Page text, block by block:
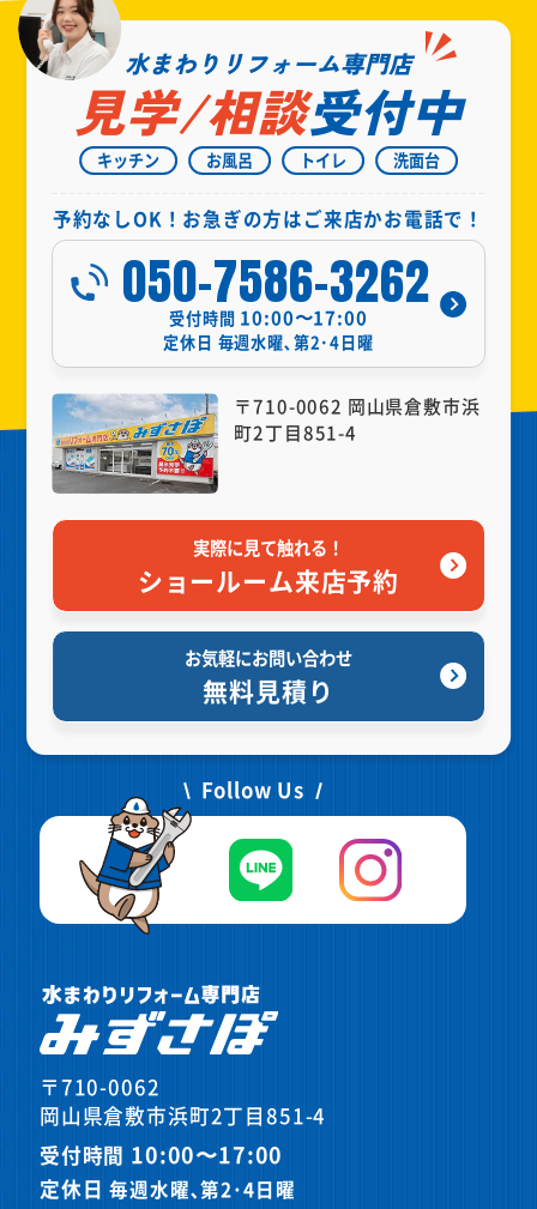
水まわりリフォーム専門店
見学/相談受付中
キッチン お風呂 トイレ 洗面台
予約なしOK！お急ぎの方はご来店かお電話で！
050-7586-3262
受付時間 10:00〜17:00
定休日 毎週水曜､第2･4日曜
〒710-0062 岡山県倉敷市浜
町2丁目851-4
実際に見て触れる！
ショールーム来店予約
お気軽にお問い合わせ
無料見積り
Follow Us
〒710-0062
岡山県倉敷市浜町2丁目851-4
受付時間 10:00〜17:00
定休日毎週水曜､第2･4日曜